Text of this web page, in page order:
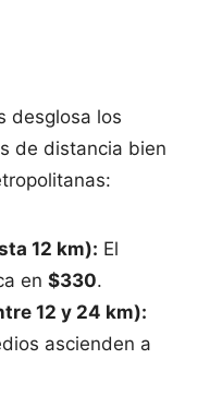
desglosa los
de distancia bien
12 km): El
en $330.
12 y 24 km):
ascienden a